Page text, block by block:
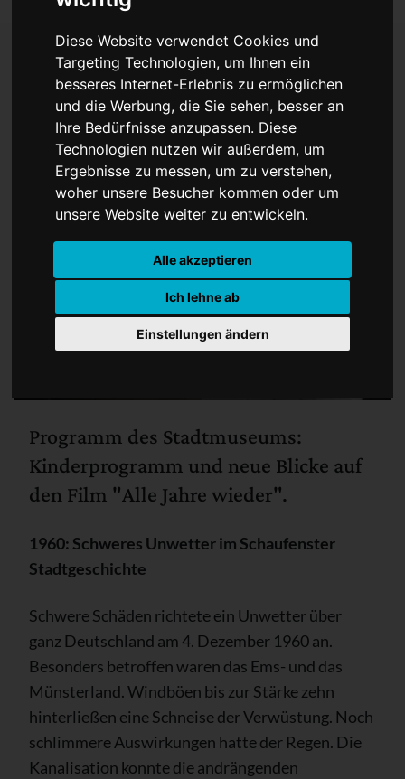
Diese Website verwendet Cookies und
Targeting Technologien, um Ihnen ein
besseres Internet-Erlebnis zu ermöglichen
und die Werbung, die Sie sehen, besser an
Ihre Bedürfnisse anzupassen. Diese
Technologien nutzen wir außerdem, um
Ergebnisse zu messen, um zu verstehen,
woher unsere Besucher kommen oder um
unsere Website weiter zu entwickeln.
Alle akzeptieren
Ich lehne ab
Einstellungen ändern
Geschichte im
Schaufenster
Programm des Stadtmuseums:
Kinderprogramm und neue Blicke auf
den Film "Alle Jahre wieder".
1960: Schweres Unwetter im Schaufenster
Stadtgeschichte
Schwere Schäden richtete ein Unwetter über
ganz Deutschland am 4. Dezember 1960 an.
Besonders betroffen waren das Ems- und das
Münsterland. Windböen bis zur Stärke zehn
hinterließen eine Schneise der Verwüstung. Noch
schlimmere Auswirkungen hatte der Regen. Die
Kanalisation konnte die andrängenden